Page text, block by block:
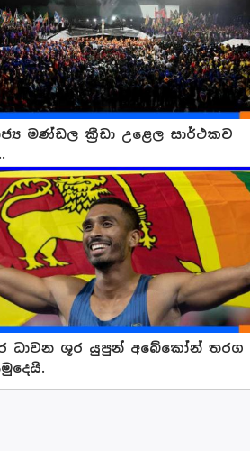
මණ්ඩල ක්‍රීඩා උළෙල සාර්ථකව
ධාවන ශූර යුපුන් අබේකෝන් තරග